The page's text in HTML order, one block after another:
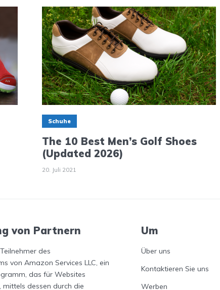
Schuhe
The 10 Best Men’s Golf Shoes
(Updated 2026)
20. Juli 2021
von Partnern
des
von Amazon Services LLC, ein
das für Websites
dessen durch die
Um
Über uns
Kontaktieren Sie uns
Werben